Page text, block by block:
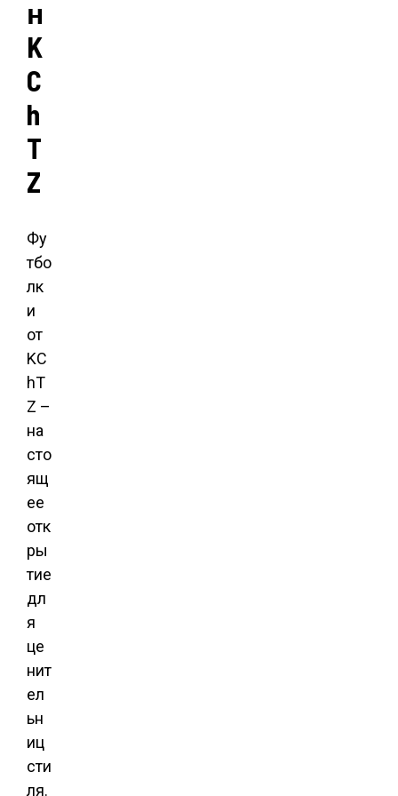
н
K
C
h
T
Z
Фу
тбо
лк
и
от
KC
hT
Z –
на
сто
ящ
ее
отк
ры
тие
дл
я
це
нит
ел
ьн
иц
сти
ля.